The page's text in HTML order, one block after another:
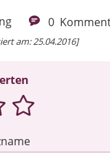
0
am: 25.04.2016]